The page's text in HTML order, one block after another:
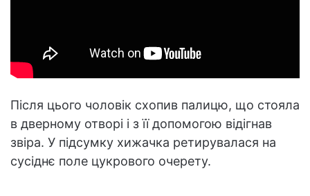
Після цього чоловік схопив палицю, що стояла
в дверному отворі і з її допомогою відігнав
звіра. У підсумку хижачка ретирувалася на
сусіднє поле цукрового очерету.